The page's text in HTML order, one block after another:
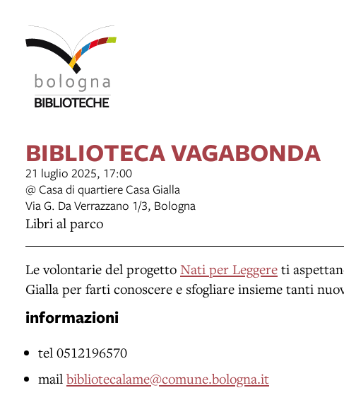
BIBLIOTECA VAGABONDA
21 luglio 2025, 17:00
@ Casa di quartiere Casa Gialla
Via G. Da Verrazzano 1/3, Bologna
Libri al parco
Le volontarie del progetto Nati per Leggere ti
Gialla per farti conoscere e sfogliare insieme tanti
informazioni
tel 0512196570
mail bibliotecalame@comune.bologna.it